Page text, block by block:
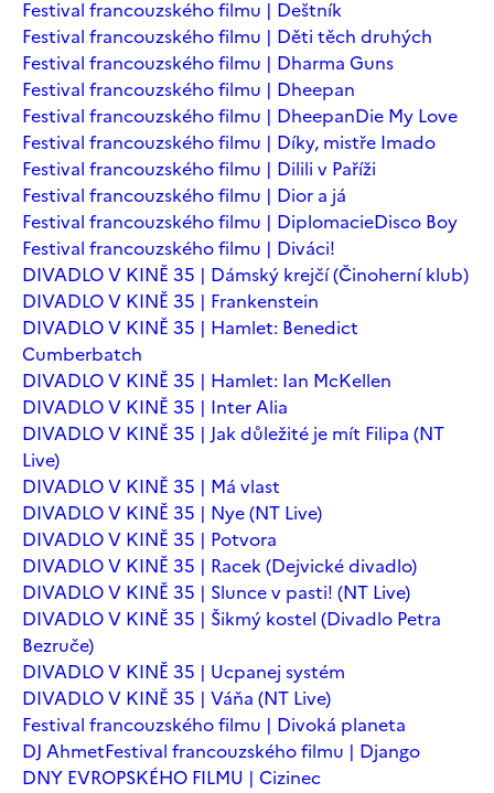
Festival francouzského filmu | Deštník
Festival francouzského filmu | Děti těch druhých
Festival francouzského filmu | Dharma Guns
Festival francouzského filmu | Dheepan
Festival francouzského filmu | DheepanDie My Love
Festival francouzského filmu | Díky, mistře Imado
Festival francouzského filmu | Dilili v Paříži
Festival francouzského filmu | Dior a já
Festival francouzského filmu | DiplomacieDisco Boy
Festival francouzského filmu | Diváci!
DIVADLO V KINĚ 35 | Dámský krejčí (Činoherní klub)
DIVADLO V KINĚ 35 | Frankenstein
DIVADLO V KINĚ 35 | Hamlet: Benedict
Cumberbatch
DIVADLO V KINĚ 35 | Hamlet: Ian McKellen
DIVADLO V KINĚ 35 | Inter Alia
DIVADLO V KINĚ 35 | Jak důležité je mít Filipa (NT
Live)
DIVADLO V KINĚ 35 | Má vlast
DIVADLO V KINĚ 35 | Nye (NT Live)
DIVADLO V KINĚ 35 | Potvora
DIVADLO V KINĚ 35 | Racek (Dejvické divadlo)
DIVADLO V KINĚ 35 | Slunce v pasti! (NT Live)
DIVADLO V KINĚ 35 | Šikmý kostel (Divadlo Petra
Bezruče)
DIVADLO V KINĚ 35 | Ucpanej systém
DIVADLO V KINĚ 35 | Váňa (NT Live)
Festival francouzského filmu | Divoká planeta
DJ AhmetFestival francouzského filmu | Django
DNY EVROPSKÉHO FILMU | Cizinec